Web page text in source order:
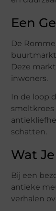
Een
De
Deze
inwoners.
In de loop
schatten.
Wat
Bij een
antieke
verhalen